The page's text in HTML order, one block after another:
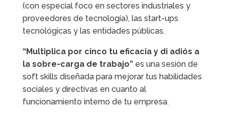
(con especial foco en sectores industriales y
proveedores de tecnología), las start-ups
tecnológicas y las entidades públicas.
“Multiplica por cinco tu eficacia y di adiós a
la sobre-carga de trabajo”es una sesión de
soft skills diseñada para mejorar tus habilidades
sociales y directivas en cuanto al
funcionamiento interno de tu empresa.